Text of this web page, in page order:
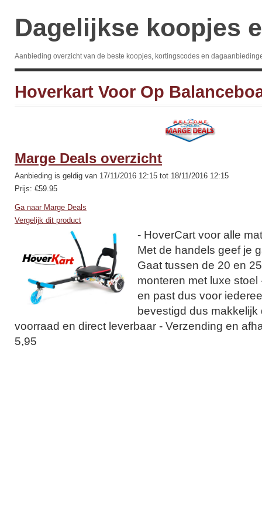
Dagelijkse koopjes
Aanbieding overzicht van de beste koopjes, kortingscodes en
Hoverkart Voor Op
Marge Deals overzicht
Aanbieding is geldig van 17/11/2016 12:15 tot 18/11/2016 12:15
Prijs: €59.95
Ga naar Marge Deals
Vergelijk dit product
- HoverCart voor alle
Met de handels geef je
Gaat tussen de 20 en
monteren met luxe
en past dus voor
bevestigd dus makkelijk
voorraad en direct leverbaar - Verzending en
5,95